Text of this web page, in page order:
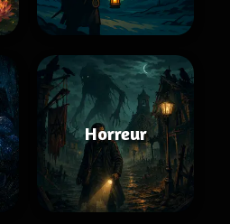
Horreur